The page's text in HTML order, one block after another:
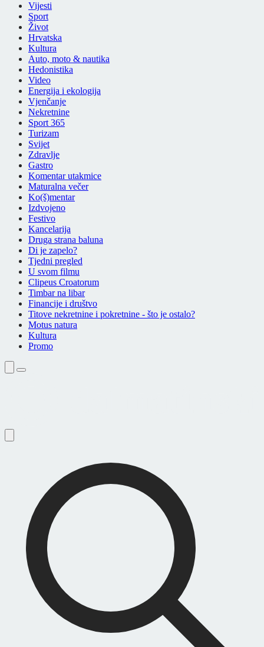
Vijesti
Sport
Život
Hrvatska
Kultura
Auto, moto & nautika
Hedonistika
Video
Energija i ekologija
Vjenčanje
Nekretnine
Sport 365
Turizam
Svijet
Zdravlje
Gastro
Komentar utakmice
Maturalna večer
Ko(š)mentar
Izdvojeno
Festivo
Kancelarija
Druga strana baluna
Di je zapelo?
Tjedni pregled
U svom filmu
Clipeus Croatorum
Timbar na libar
Financije i društvo
Titove nekretnine i pokretnine - što je ostalo?
Motus natura
Kultura
Promo